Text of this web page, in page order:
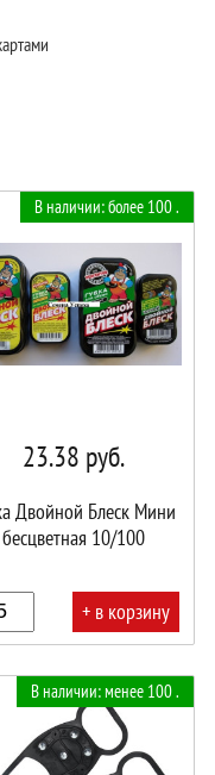
В наличии: более 100 .
23.38 руб.
Двойной Блеск Мини
бесцветная 10/100
+ в корзину
В наличии: менее 100 .